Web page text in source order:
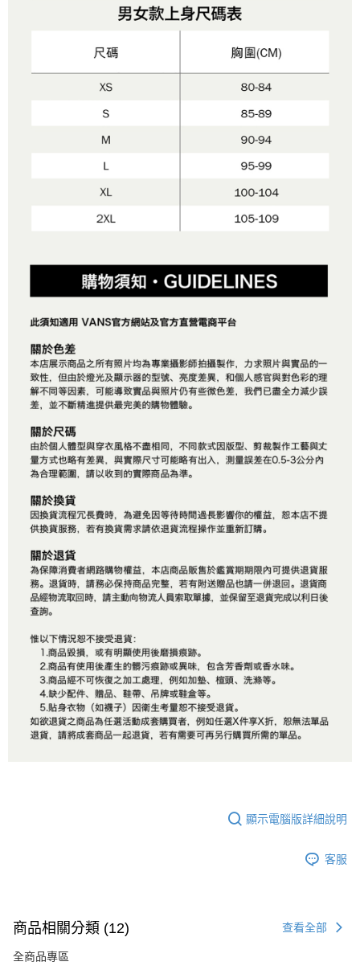
顯示電腦版詳細說明
客服
商品相關分類 (12) 查看全部
全商品專區